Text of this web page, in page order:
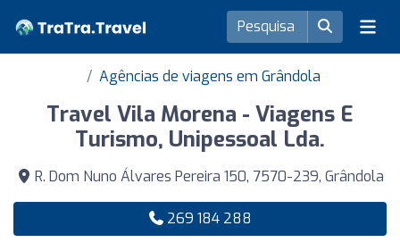
Agências de viagens em Grândola
Travel Vila Morena - Viagens E
Turismo, Unipessoal Lda.
R. Dom Nuno Álvares Pereira 150, 7570-239, Grândola
269 184 288